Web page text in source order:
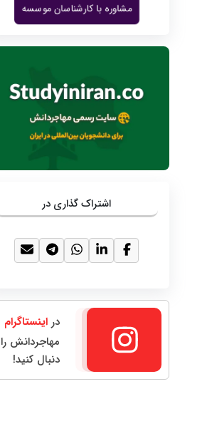
مشاوره با کارشناسان موسسه
اشتراک گذاری در
در اینستاگرام
مهاجردانش را
دنبال کنید!